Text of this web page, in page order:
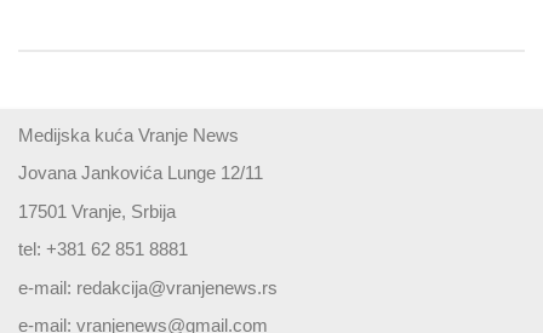
Medijska kuća Vranje News
Jovana Jankovića Lunge 12/11
17501 Vranje, Srbija
tel: +381 62 851 8881
e-mail: redakcija@vranjenews.rs
e-mail: vranjenews@gmail.com